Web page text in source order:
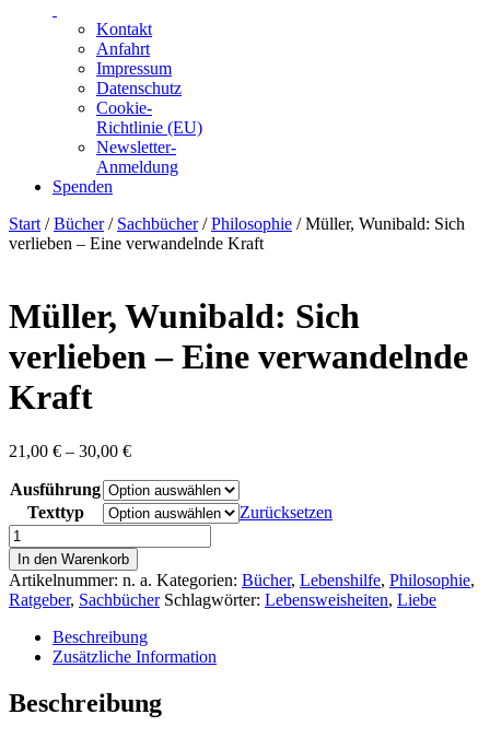
Kontakt
Anfahrt
Impressum
Datenschutz
Cookie-
Richtlinie (EU)
Newsletter-
Anmeldung
Spenden
Skip
to
Start /Bücher/ Sachbücher/Philosophie / Müller, Wunibald: Sich
verlieben – Eine verwandelnde Kraft
Müller, Wunibald: Sich
verlieben – Eine verwandelnde
Kraft
21,00 € – 30,00 €Preisspanne:
bis
30,00 €
Ausführung
Texttyp
Zurücksetzen
Müller,
Wunibald:
Sich
verlieben
-
Eine
verwandelnde
Menge
In den Warenkorb
Artikelnummer: n. a. Kategorien: Bücher, Lebenshilfe, Philosophie,
Ratgeber, Sachbücher Schlagwörter: Lebensweisheiten, Liebe
Beschreibung
Zusätzliche Information
Beschreibung